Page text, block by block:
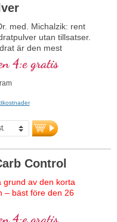
stöd för högintensiv
den fysiska
särskilt vid
träningspass.
och fritt från skadliga
enligt Dr. med. Michalzik
med. Michalzik: rent
utan tillsatser.
är den mest
på
effektivt för att öka
och
hög biotillgänglighet.
med över 20 års
4:e gratis
Control
grund av den korta
– bäst före den 26
4:e gratis